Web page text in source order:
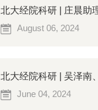
北大经院科研 | 庄晨助
August 06, 2024
北大经院科研 | 吴泽南
June 04, 2024